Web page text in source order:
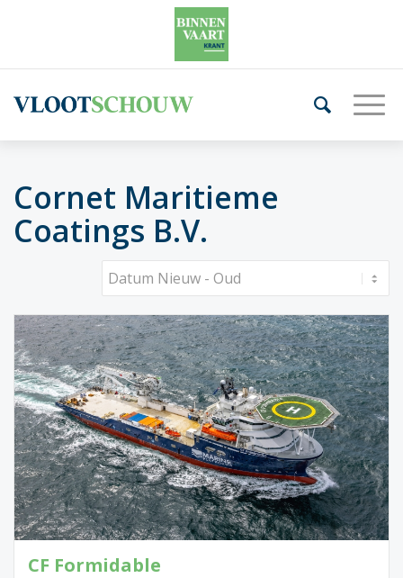
Cornet Maritieme
Coatings B.V.
CF Formidable